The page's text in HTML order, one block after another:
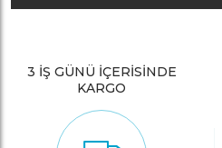
3 İŞ GÜNÜ İÇERİSİNDE
KARGO